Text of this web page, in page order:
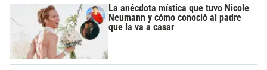
La anécdota mística que tuvo Nicole
Neumann y cómo conoció al padre
que la va a casar